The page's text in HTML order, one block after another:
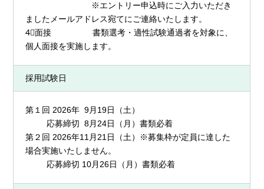
※エントリー申込時にご入力いただき
ましたメールアドレス宛てにご連絡いたします。
4⃣面接 書類選考・適性試験通過者を対象に、
個人面接を実施します。
採用試験日
第１回 2026年 9月19日（土）
応募締切 8月24日（月）書類必着
第２回 2026年11月21日（土）※募集枠が定員に達した
場合実施いたしません。
応募締切 10月26日（月）書類必着